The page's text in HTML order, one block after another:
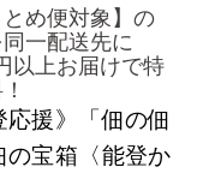
とめ便対象】の
一配送先に
以上お届けで特
応援》「佃の佃
の宝箱〈能登か